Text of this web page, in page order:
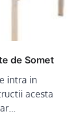
de Somet
intra in
acesta